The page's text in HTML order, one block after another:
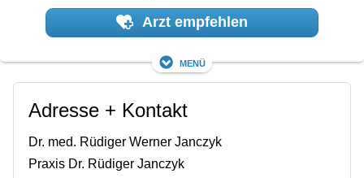
Arzt empfehlen
Menü
Adresse + Kontakt
Dr. med. Rüdiger Werner Janczyk
Praxis Dr. Rüdiger Janczyk